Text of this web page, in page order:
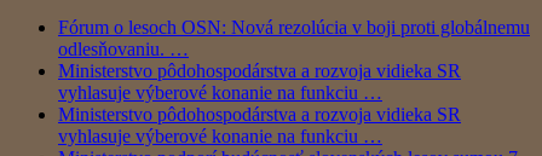
Fórum o lesoch OSN: Nová rezolúcia v boji proti globálnemu
odlesňovaniu. …
Ministerstvo pôdohospodárstva a rozvoja vidieka SR
vyhlasuje výberové konanie na funkciu …
Ministerstvo pôdohospodárstva a rozvoja vidieka SR
vyhlasuje výberové konanie na funkciu …